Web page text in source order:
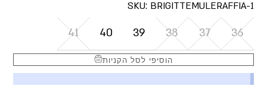
SKU: BRIGITTEMULERAFFIA-1
36
37
38
39
40
41
הוסיפי לסל הקניות